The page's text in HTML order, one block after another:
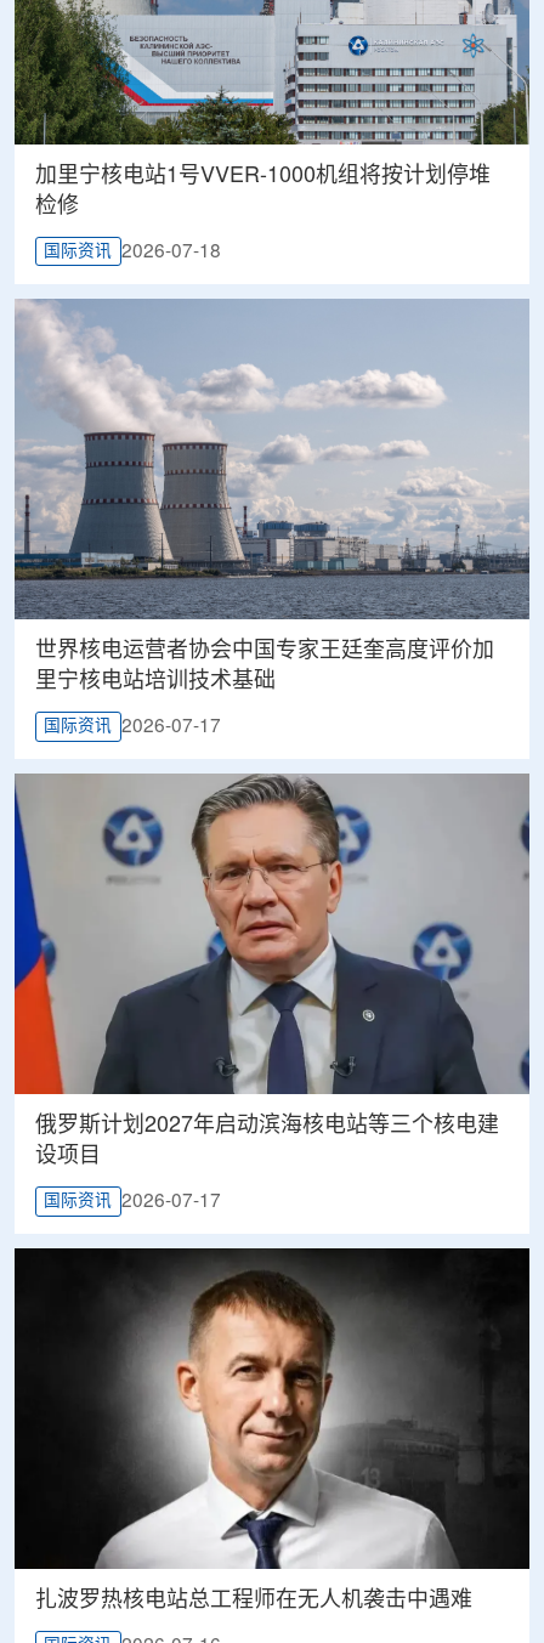
加里宁核电站1号VVER-1000机组将按计划停堆
检修
国际资讯 2026-07-18
世界核电运营者协会中国专家王廷奎高度评价加
里宁核电站培训技术基础
国际资讯 2026-07-17
俄罗斯计划2027年启动滨海核电站等三个核电建
设项目
国际资讯 2026-07-17
扎波罗热核电站总工程师在无人机袭击中遇难